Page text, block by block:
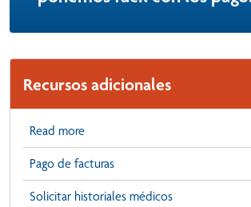
Recursos adicionales
Read more
Pago de facturas
Solicitar historiales médicos